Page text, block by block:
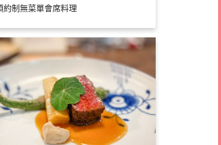
約制無菜單會席料理